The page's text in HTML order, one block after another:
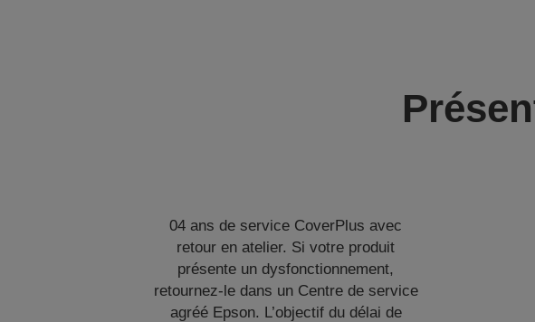
04 ans de service CoverPlus avec
retour en atelier. Si votre produit
présente un dysfonctionnement,
retournez-le dans un Centre de service
agréé Epson. L’objectif du délai de